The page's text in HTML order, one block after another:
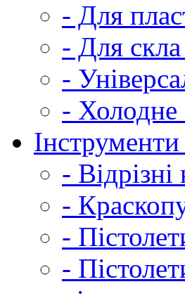
- Для
- Для
-
- Холодне
-
-
-
-